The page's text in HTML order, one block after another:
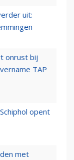
uit:
onrust bij
TAP
opent
met